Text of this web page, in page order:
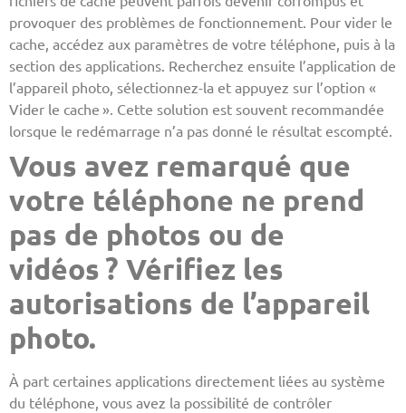
provoquer des problèmes de fonctionnement. Pour vider le
cache, accédez aux paramètres de votre téléphone, puis à la
section des applications. Recherchez ensuite l’application de
l’appareil photo, sélectionnez-la et appuyez sur l’option «
Vider le cache ». Cette solution est souvent recommandée
lorsque le redémarrage n’a pas donné le résultat escompté.
Vous avez remarqué que
votre téléphone ne prend
pas de photos ou de
vidéos ? Vérifiez les
autorisations de l’appareil
photo.
À part certaines applications directement liées au système
du téléphone, vous avez la possibilité de contrôler